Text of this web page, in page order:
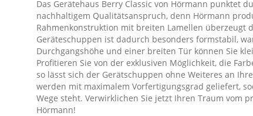
Das Gerätehaus Berry Classic von Hörmann punktet
nachhaltigem Qualitätsanspruch, denn Hörmann
Rahmenkonstruktion mit breiten Lamellen
Geräteschuppen ist dadurch besonders formstabil,
Durchgangshöhe und einer breiten Tür können Sie
Profitieren Sie von der exklusiven Möglichkeit, die
so lässt sich der Gerätschuppen ohne Weiteres an
werden mit maximalem Vorfertigungsgrad geliefert,
Wege steht. Verwirklichen Sie jetzt Ihren Traum vom
Hörmann!